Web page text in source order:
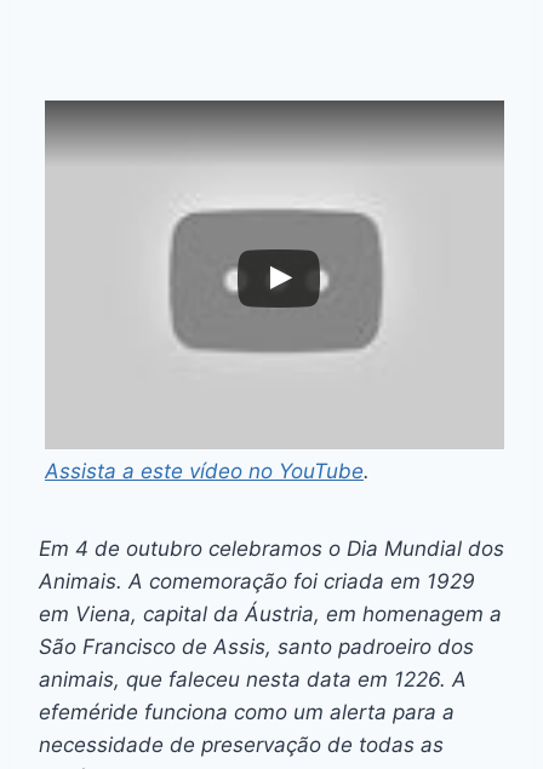
Assista a este vídeo no YouTube.
Em 4 de outubro celebramos o Dia Mundial dos
Animais. A comemoração foi criada em 1929
em Viena, capital da Áustria, em homenagem a
São Francisco de Assis, santo padroeiro dos
animais, que faleceu nesta data em 1226. A
efeméride funciona como um alerta para a
necessidade de preservação de todas as